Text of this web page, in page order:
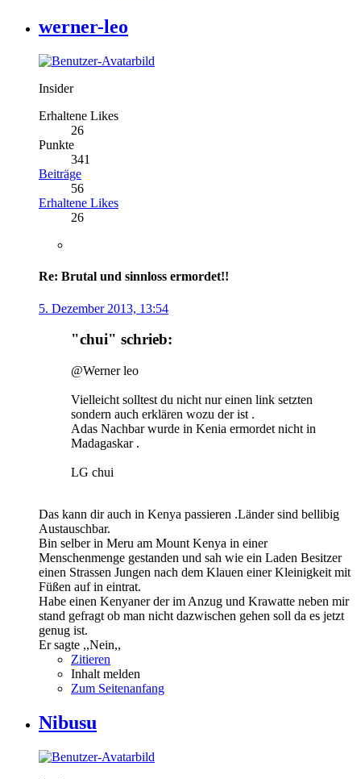
werner-leo
Insider
Erhaltene Likes
26
Punkte
341
Beiträge
56
Erhaltene Likes
26
Re: Brutal und sinnloss ermordet!!
5. Dezember 2013, 13:54
"chui" schrieb:
@Werner leo
Vielleicht solltest du nicht nur einen link setzten
sondern auch erklären wozu der ist .
Adas Nachbar wurde in Kenia ermordet nicht in
Madagaskar .
LG chui
Das kann dir auch in Kenya passieren .Länder sind bellibig
Austauschbar.
Bin selber in Meru am Mount Kenya in einer
Menschenmenge gestanden und sah wie ein Laden Besitzer
einen Strassen Jungen nach dem Klauen einer Kleinigkeit mit
Füßen auf in eintrat.
Habe einen Kenyaner der im Anzug und Krawatte neben mir
stand gefragt ob man nicht dazwischen gehen soll da es jetzt
genug ist.
Er sagte ,,Nein,,
Zitieren
Inhalt melden
Zum Seitenanfang
Nibusu